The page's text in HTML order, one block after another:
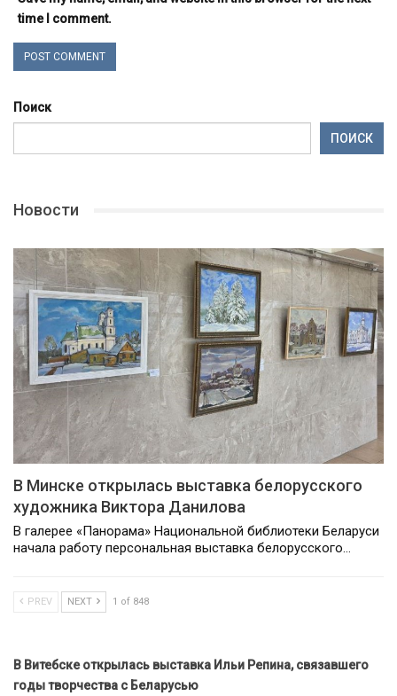
time I comment.
Поиск
ПОИСК
Новости
В Минске открылась выставка белорусского
художника Виктора Данилова
В галерее «Панорама» Национальной библиотеки Беларуси
начала работу персональная выставка белорусского…
PREV NEXT 1 of 848
В Витебске открылась выставка Ильи Репина, связавшего
годы творчества с Беларусью